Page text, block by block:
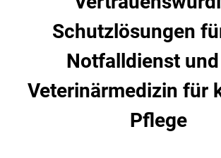
Schutzlösungen
Notfalldienst
Veterinärmedizin für
Pflege